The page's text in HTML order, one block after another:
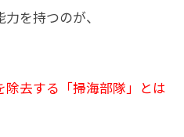
を持つのが、
去する「掃海部隊」とは